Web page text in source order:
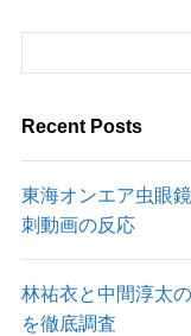
Recent Posts
東海オンエア虫眼
刺動画の反応
林祐衣と中間淳太
を徹底調査